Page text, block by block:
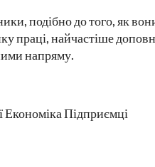
подібно до того, як
праці, найчастіше
напряму.
Економіка Підприємці